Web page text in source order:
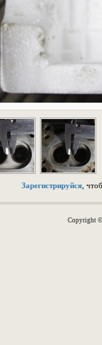
Зарегистрируйся,
Copyright